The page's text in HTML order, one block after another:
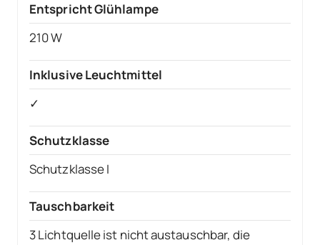
Entspricht Glühlampe
210 W
Inklusive Leuchtmittel
✓
Schutzklasse
Schutzklasse I
Tauschbarkeit
3 Lichtquelle ist nicht austauschbar, die